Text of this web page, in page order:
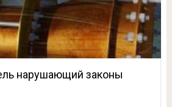
нарушающий законы